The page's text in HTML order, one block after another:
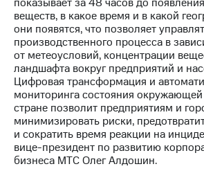
Порядок
выкупа
акций
Дивиденды
Рынок
облигаций
Описание
Еврооблигации-2023
Уведомление
о
погашении
именных
веществ, в какое время и в какой
они появятся, что позволяет
производственного процесса в
от метеоусловий, концентрации
ландшафта вокруг предприятий и
Цифровая трансформация и
мониторинга состояния
стране позволит предприятиям и
минимизировать риски,
и сократить время реакции на
вице-президент по развитию
бизнеса МТС Олег Алдошин.